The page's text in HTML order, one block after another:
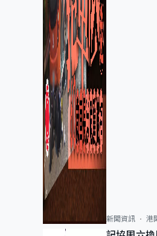
新聞資訊 港